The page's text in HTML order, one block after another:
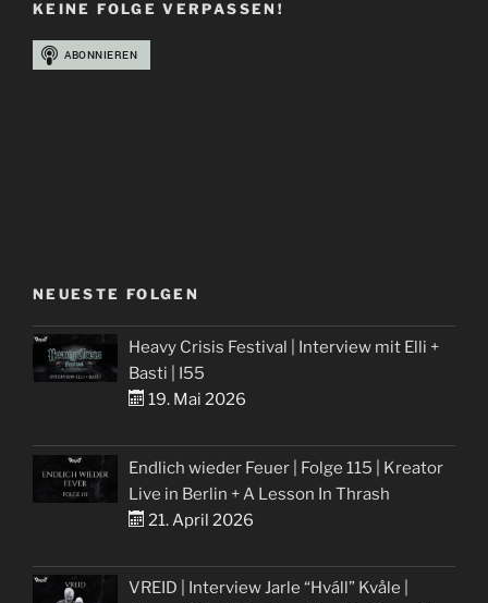
KEINE FOLGE VERPASSEN!
NEUESTE FOLGEN
Heavy Crisis Festival | Interview mit Elli +
Basti | I55
19. Mai 2026
Endlich wieder Feuer | Folge 115 | Kreator
Live in Berlin + A Lesson In Thrash
21. April 2026
VREID | Interview Jarle “Hváll” Kvåle |